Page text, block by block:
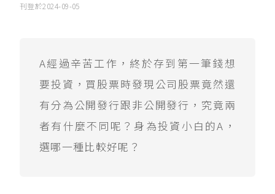
刊登於2024-09-05
A經過辛苦工作，終於存到第一筆錢想
要投資，買股票時發現公司股票竟然還
有分為公開發行跟非公開發行，究竟兩
者有什麼不同呢？身為投資小白的A，
選哪一種比較好呢？